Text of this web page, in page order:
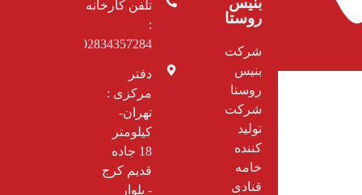
شرکت
بنیس
روستا
شرکت
تولید
کننده
خامه
قنادی
روستا
تلفن کارخانه
:
02834357284
دفتر
مرکزی :
تهران-
کیلومتر
18 جاده
قديم کرج
- بلوار